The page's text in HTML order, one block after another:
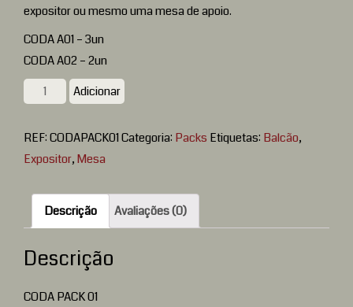
expositor ou mesmo uma mesa de apoio.
CODA A01 – 3un
CODA A02 – 2un
QuantidadeAdicionar
REF:CODAPACK01Categoria: Packs Etiquetas: Balcão,
Expositor,Mesa
Descrição Avaliações (0)
Descrição
CODA PACK 01